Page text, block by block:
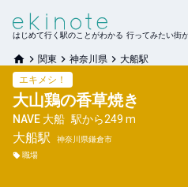
はじめて行く駅のことがわかる 行ってみたい街
関東 神奈川県 大船駅
エキメシ！
大山鶏の香草焼き
NAVE 大船 駅から249 m
大船駅
神奈川県鎌倉市
職場